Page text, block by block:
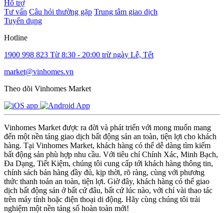
Hỗ trợ
Tư vấn Câu hỏi thường gặp Trung tâm giao dịch
Tuyển dụng
Hotline
1900 998 823 Từ 8:30 - 20:00 trừ ngày Lễ, Tết
market@vinhomes.vn
Theo dõi Vinhomes Market
Vinhomes Market được ra đời và phát triển với mong muốn mang
đến một nền tảng giao dịch bất động sản an toàn, tiện lợi cho khách
hàng. Tại Vinhomes Market, khách hàng có thể dễ dàng tìm kiếm
bất động sản phù hợp nhu cầu. Với tiêu chí Chính Xác, Minh Bạch,
Đa Dạng, Tiết Kiệm, chúng tôi cung cấp tới khách hàng thông tin,
chính sách bán hàng đầy đủ, kịp thời, rõ ràng, cùng với phương
thức thanh toán an toàn, tiện lợi. Giờ đây, khách hàng có thể giao
dịch bất động sản ở bất cứ đâu, bất cứ lúc nào, với chỉ vài thao tác
trên máy tính hoặc điện thoại di động. Hãy cùng chúng tôi trải
nghiệm một nền tảng số hoàn toàn mới!